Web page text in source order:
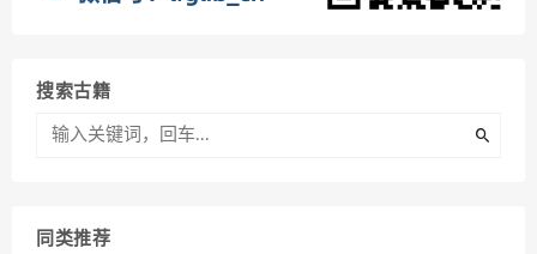
搜索古籍
同类推荐